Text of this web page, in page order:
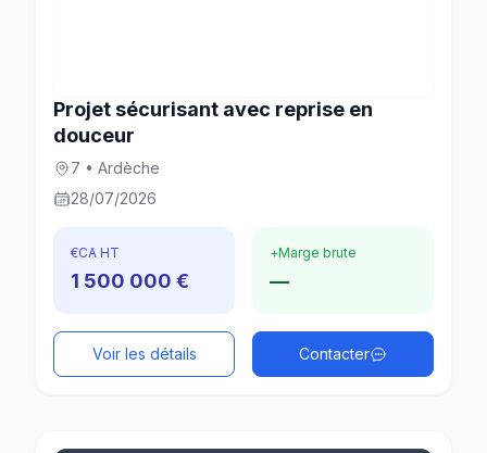
Projet sécurisant avec reprise en
douceur
7 • Ardèche
28/07/2026
€CA HT
1 500 000 €
+Marge brute
—
Voir les détails Contacter